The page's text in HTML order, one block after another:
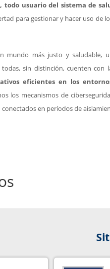
todo usuario del sistema de
para gestionar y hacer uso de
mundo más justo y saludable,
sin distinción, cuenten con
eficientes en los
los mecanismos de
en períodos de